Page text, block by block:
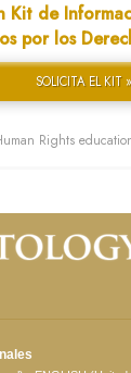
Kit de
por los
SOLICITA EL KIT »
Rights